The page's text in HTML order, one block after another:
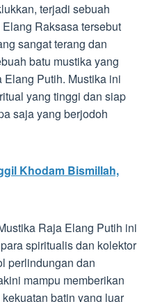
terjadi sebuah
Raksasa tersebut
sangat terang dan
batu mustika yang
Putih. Mustika ini
yang tinggi dan siap
saja yang berjodoh
Khodam Bismillah,
Raja Elang Putih ini
spiritualis dan kolektor
perlindungan dan
mampu memberikan
batin yang luar